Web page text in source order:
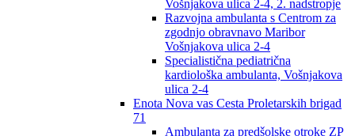
Vošnjakova ulica 2-4, 2. nadstropje
Razvojna ambulanta s Centrom za
zgodnjo obravnavo Maribor
Vošnjakova ulica 2-4
Specialistična pediatrična
kardiološka ambulanta, Vošnjakova
ulica 2-4
Enota Nova vas Cesta Proletarskih brigad
71
Ambulanta za predšolske otroke ZP